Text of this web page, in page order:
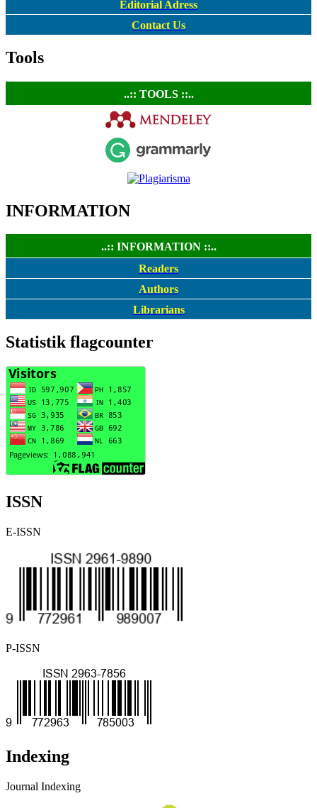
Editorial Adress
Contact Us
Tools
..:: TOOLS ::..
INFORMATION
..:: INFORMATION ::..
Readers
Authors
Librarians
Statistik flagcounter
ISSN
E-ISSN
P-ISSN
Indexing
Journal Indexing